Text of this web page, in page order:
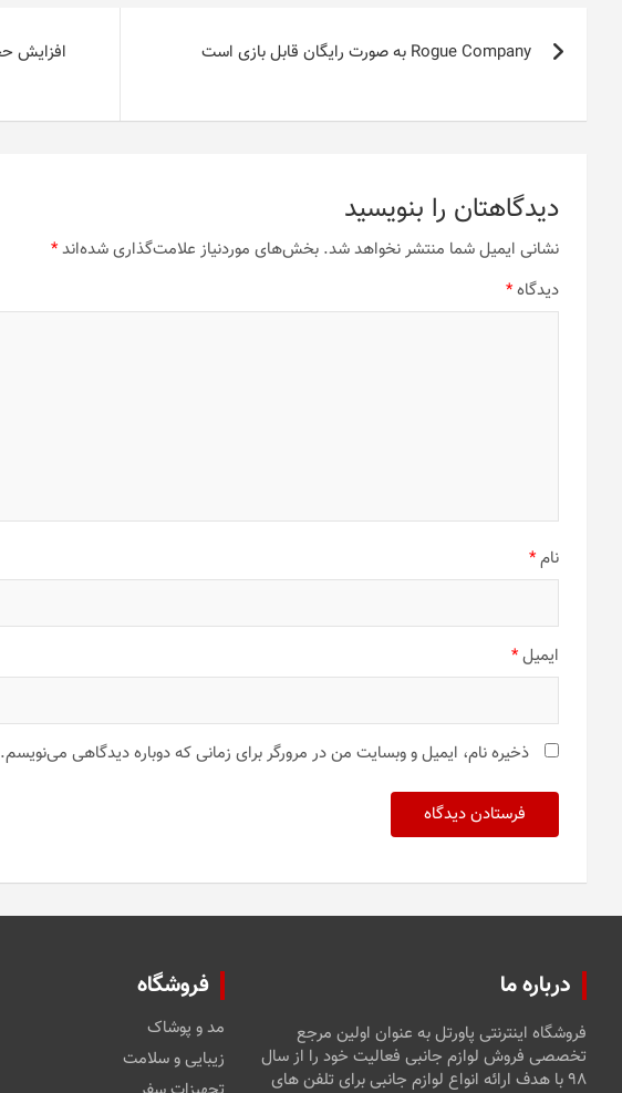
راهبری
نوشتهRogue Company ‌به صورت رایگان قابل بازی است
دیدگاهتان را بنویسید
نشانی ایمیل شما منتشر نخواهد شد. بخش‌های موردنیاز علامت‌گذاری شده‌اند*
دیدگاه*
نام*
ایمیل*
ذخیره نام، ایمیل و وبسایت من در مرورگر برای زمانی که دوباره دیدگاهی می‌نویسم.
درباره ما
فروشگاه اینترنتی پاورتل به عنوان اولین مرجع
تخصصی فروش لوازم جانبی فعالیت خود را از سال
۹۸ با هدف ارائه انواع لوازم جانبی برای تلفن های
فروشگاه
مد و پوشاک
زیبایی و سلامت